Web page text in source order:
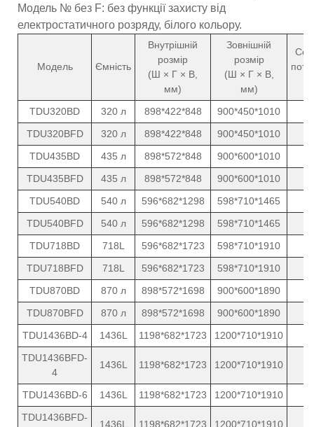
Модель № без F: без функції захисту від
електростатичного розряду, білого кольору.
Модель Ємність
Внутрішній
розмір
(Ш × Г × В,
мм)
Зовнішній
розмір
(Ш × Г × В,
мм)
TDU320BD 320 л 898*422*848 900*450*1010
TDU320BFD
320 л 898*422*848 900*450*1010
TDU435BD
435 л 898*572*848 900*600*1010
TDU435BFD
435 л 898*572*848 900*600*1010
TDU540BD
540 л 596*682*1298 598*710*1465
TDU540BFD
540 л 596*682*1298 598*710*1465
TDU718BD
718L 596*682*1723 598*710*1910
TDU718BFD
718L 596*682*1723 598*710*1910
TDU870BD
870 л 898*572*1698 900*600*1890
TDU870BFD
870 л 898*572*1698 900*600*1890
TDU1436BD-4
1436L 1198*682*1723 1200*710*1910
TDU1436BFD-
4
1436L 1198*682*1723 1200*710*1910
TDU1436BD-6 1436L 1198*682*1723 1200*710*1910
TDU1436BFD-
1436L 1198*682*1723 1200*710*1910